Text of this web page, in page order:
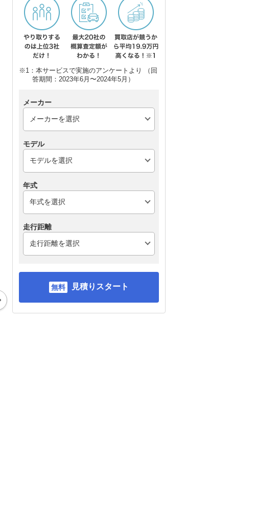
※1：本サービスで実施のアンケートより （回
答期間：2023年6月〜2024年5月）
メーカー
モデル
年式
走行距離
見積りスタート